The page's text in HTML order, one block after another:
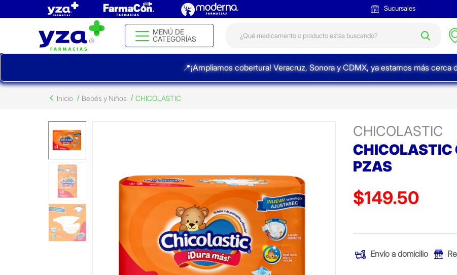
Sucursales
MENÚ DE
CATEGORÍAS
📍¡Ampliamos cobertura! Veracruz, Sonora y CDMX, ya estamos más cerca
Inicio Bebés y Niños CHICOLASTIC
CHICOLASTIC
CHICOLASTIC
PZAS
Precio reducido de
$149.50
Envío a domicilio